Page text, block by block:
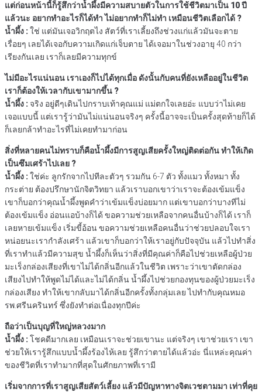
แต่ก่อนหน้านี้ก็รู้สึกว่าน้ำผึ้งมีความสบายตัวในการใช้ชีวิตมาเป็น 10 ปี
แล้วนะ อยากทำอะไรก็ได้ทำ ไม่อยากทำก็ไม่ทำ เหมือนชีวิตเลือกได้ ?
น้ำผึ้ง :ใช่ แต่มันเจอวิกฤตไง สัตว์ที่เราเลี้ยงถึงช่วงแก่แล้วมันจะตาย
เรื่อยๆ เลยได้เจอกับความเกิดแก่เจ็บตาย ได้เจอมาในช่วงอายุ 40 กว่า
เรียงกันเลย เราก็เลยมีความทุกข์
ไม่มีอะไรแน่นอน เราเองก็ไปได้ทุกเมื่อ ดังนั้นกับคนที่ยังเหลืออยู่ในชีวิต
เราก็ต้องให้เวลากับเขามากขึ้น ?
น้ำผึ้ง : จริง อยู่ดีๆเดินไปกราบเท้าคุณแม่ แม่ตกใจเลยอ่ะ แบบว่าไม่เคย
เจอแบบนี้ แต่เรารู้ว่ามันไม่แน่นอนจริงๆ ครั้งนี้อาจจะเป็นครั้งสุดท้ายก็ได้
ก็เลยกล้าทำอะไรที่ไม่เคยทำมาก่อน
สิ่งที่หลายคนไม่ทราบก็คือน้ำผึ้งมีการสูญเสียครั้งใหญ่ติดต่อกัน ทำให้เกิด
เป็นซึมเศร้าไปเลย ?
น้ำผึ้ง :ใช่ค่ะ ลูกรักจากไปทีละตัวๆ รวมกัน 6-7 ตัว ทั้งแมว ทั้งหมา ทั้ง
กระต่าย ต้องปรึกษานักจิตวิทยา แล้วเราบอกเขาว่าเราจะต้องเข้มแข็ง
เขาก็บอกว่าคุณน้ำผึ้งพูดคำว่าเข้มแข็งบ่อยมาก แต่เขาบอกว่าบางทีไม่
ต้องเข้มแข็ง อ่อนแอบ้างก็ได้ ขอความช่วยเหลือจากคนอื่นบ้างก็ได้ เราก็
เลยหายเข้มแข็ง เริ่มขี้อ้อน ขอความช่วยเหลือคนอื่นว่าช่วยปลอบใจเรา
หน่อยนะเรากำลังเศร้า แล้วเขาก็บอกว่าให้เราอยู่กับปัจจุบัน แล้วไปทำสิ่ง
ที่เราทำแล้วมีความสุข น้ำผึ้งก็เห็นว่าสิ่งที่มีคุณค่าก็คือไปช่วยเหลือผู้ป่วย
มะเร็งกล่องเสียงที่เขาไม่ได้กลิ่นอีกแล้วในชีวิต เพราะว่าเขาตัดกล่อง
เสียงไปทำให้พูดไม่ได้และไม่ได้กลิ่น น้ำผึ้งไปช่วยกองทุนของผู้ป่วยมะเร็ง
กล่องเสียง ทำให้เขากลับมาได้กลิ่นอีกครั้งทั้งกลุ่มเลย ไปทำกับคุณหมอ
รพ.ศรีนครินทร์ ซึ่งยังทำต่อเนื่องทุกปีค่ะ
ถือว่าเป็นบุญที่ใหญ่หลวงมาก
น้ำผึ้ง :โชคดีมากเลย เหมือนเราจะช่วยเขานะ แต่จริงๆ เขาช่วยเรา เขา
ช่วยให้เรารู้สึกแบบน้ำผึ้งร้องไห้เลย รู้สึกว่าตายได้แล้วอ่ะ นี่แหล่ะคุณค่า
ของชีวิตที่เราทำมากที่สุดในศักยภาพที่เรามี
เริ่มจากการที่เราสูญเสียสัตว์เลี้ยง แล้วมีปัญหาทางจิตเวชตามมา เท่าที่คุย